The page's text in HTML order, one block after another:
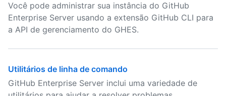
Você pode administrar sua instância do GitHub
Enterprise Server usando a extensão GitHub CLI para
a API de gerenciamento do GHES.
Utilitários de linha de comando
GitHub Enterprise Server inclui uma variedade de